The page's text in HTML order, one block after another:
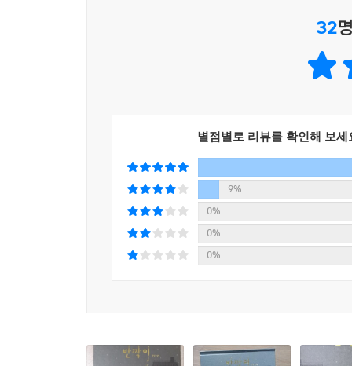
“반짝반짝 빛이 나는 건 바로 ‘나’, 우리입니다!”
‘반짝이’라는 말을 보았을 때 여러분은 무엇을
사람들은 생각보다 간단한 일을 해냈을 때 빛
편지를 썼을 때, 문득 밤하늘을 바라보았을 때.
화려하게 빛나는 불꽃도, 아름다운 달빛도 아
마음이었지요. 우리는 겉모습이 반짝이지 않아
반짝임’이라고 말입니다.
제2회 사계절 그림책 공모전에서 우수상을 수
32
별점별로 리뷰를 확인해 보세
9%
0%
0%
0%